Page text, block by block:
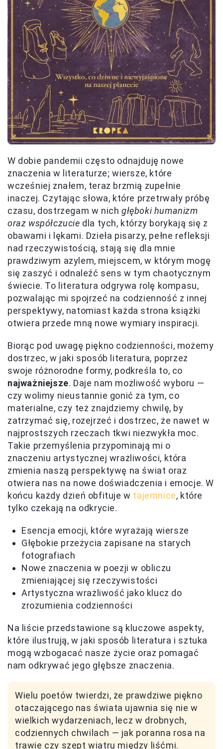
W dobie pandemii często odnajduję nowe
znaczenia w literaturze; wiersze, które
wcześniej znałem, teraz brzmią zupełnie
inaczej. Czytając słowa, które przetrwały próbę
czasu, dostrzegam w nichgłęboki humanizm
oraz współczucie dla tych, którzy borykają się z
obawami i lękami. Dzieła pisarzy, pełne refleksji
nad rzeczywistością, stają się dla mnie
prawdziwym azylem, miejscem, w którym mogę
się zaszyć i odnaleźć sens w tym chaotycznym
świecie. To literatura odgrywa rolę kompasu,
pozwalając mi spojrzeć na codzienność z innej
perspektywy, natomiast każda strona książki
otwiera przede mną nowe wymiary inspiracji.
Biorąc pod uwagę piękno codzienności, możemy
dostrzec, w jaki sposób literatura, poprzez
swoje różnorodne formy, podkreśla to, co
najważniejsze. Daje nam możliwość wyboru —
czy wolimy nieustannie gonić za tym, co
materialne, czy też znajdziemy chwilę, by
zatrzymać się, rozejrzeć i dostrzec, że nawet w
najprostszych rzeczach tkwi niezwykła moc.
Takie przemyślenia przypominają mi o
znaczeniu artystycznej wrażliwości, która
zmienia naszą perspektywę na świat oraz
otwiera nas na nowe doświadczenia i emocje. W
końcu każdy dzień obfituje w tajemnice, które
tylko czekają na odkrycie.
Esencja emocji, które wyrażają wiersze
Głębokie przeżycia zapisane na starych
fotografiach
Nowe znaczenia w poezji w obliczu
zmieniającej się rzeczywistości
Artystyczna wrażliwość jako klucz do
zrozumienia codzienności
Na liście przedstawione są kluczowe aspekty,
które ilustrują, w jaki sposób literatura i sztuka
mogą wzbogacać nasze życie oraz pomagać
nam odkrywać jego głębsze znaczenia.
Wielu poetów twierdzi, że prawdziwe piękno
otaczającego nas świata ujawnia się nie w
wielkich wydarzeniach, lecz w drobnych,
codziennych chwilach — jak poranna rosa na
trawie czy szept wiatru między liśćmi.